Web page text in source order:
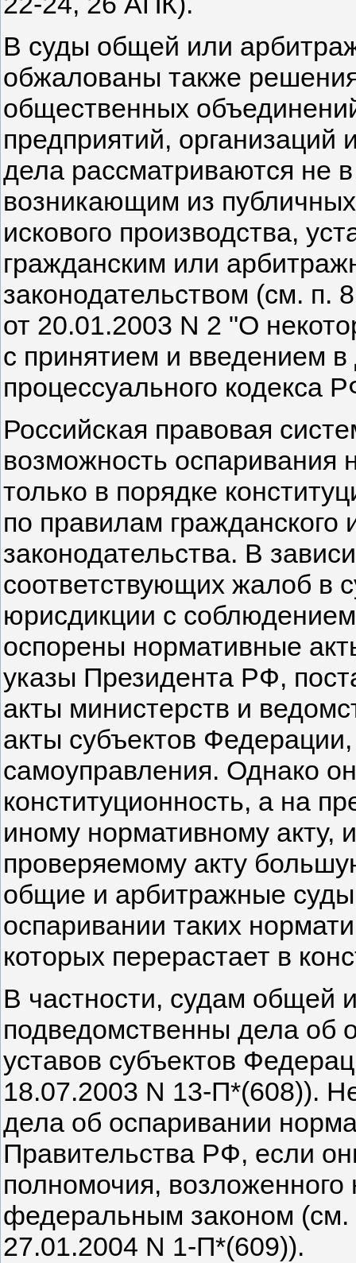
В суды общей или
обжалованы также
общественных
предприятий, организаций
дела рассматриваются не
возникающим из
искового производства,
гражданским или
законодательством (см.
от 20.01.2003 N 2 "О
с принятием и введением в
процессуального кодекса
Российская правовая
возможность оспаривания
только в порядке
по правилам гражданского
законодательства. В
соответствующих жалоб в
юрисдикции с
оспорены нормативные
указы Президента РФ,
акты министерств и
акты субъектов
самоуправления. Однако
конституционность, а на
иному нормативному
проверяемому акту
общие и арбитражные
оспаривании таких
которых перерастает в
В частности, судам общей
подведомственны дела об
уставов субъектов
18.07.2003 N 13-П*(608)).
дела об оспаривании
Правительства РФ, если
полномочия, возложенного
федеральным законом
27.01.2004 N 1-П*(609)).